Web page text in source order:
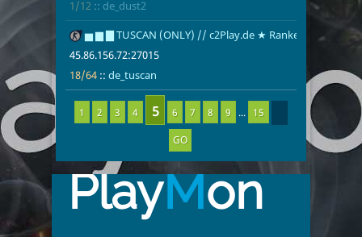
1/12 :: de_dust2
191▅ ▆ ▇ TUSCAN (ONLY) // c2Play.de ★ Ranked
45.86.156.72:27015
18/64 :: de_tuscan
18/64
de_tuscan
1 2 3 4 6 7 8 9 ... 15
GO
PlayMon